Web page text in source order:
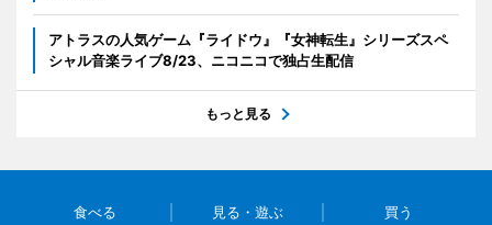
アトラスの人気ゲーム『ライドウ』『女神転生』シリーズスペ
シャル音楽ライブ8/23、ニコニコで独占生配信
もっと見る
食べる 見る・遊ぶ 買う